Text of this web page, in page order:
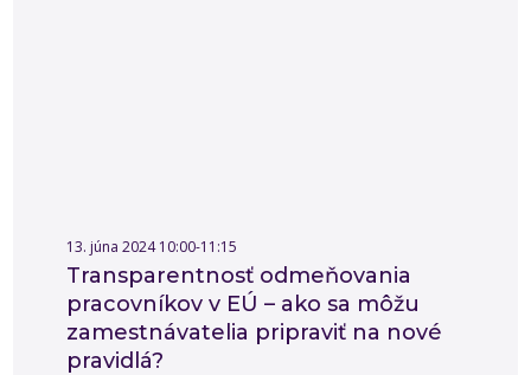
13. júna 2024 10:00-11:15
Transparentnosť odmeňovania
pracovníkov v EÚ – ako sa môžu
zamestnávatelia pripraviť na nové
pravidlá?